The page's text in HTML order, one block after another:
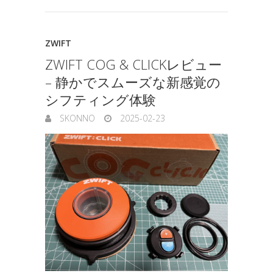
ZWIFT
ZWIFT COG & CLICKレビュー
– 静かでスムーズな新感覚の
シフティング体験
SKONNO 2025-02-23